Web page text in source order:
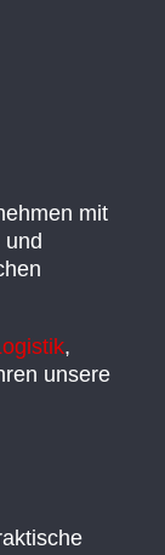
mit
und
,
unsere